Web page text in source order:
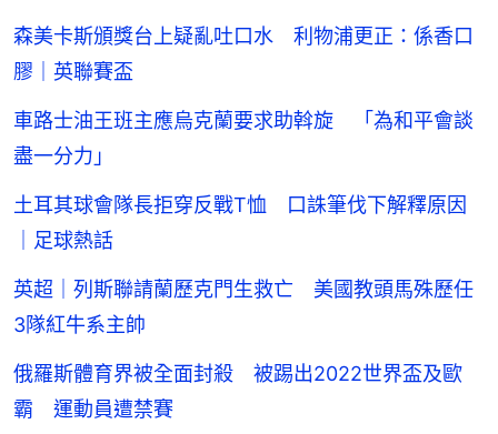
森美卡斯頒獎台上疑亂吐口水 利物浦更正：係香口
膠｜英聯賽盃
車路士油王班主應烏克蘭要求助斡旋 「為和平會談
盡一分力」
土耳其球會隊長拒穿反戰T恤 口誅筆伐下解釋原因
｜足球熱話
英超｜列斯聯請蘭歷克門生救亡 美國教頭馬殊歷任
3隊紅牛系主帥
俄羅斯體育界被全面封殺 被踢出2022世界盃及歐
霸 運動員遭禁賽